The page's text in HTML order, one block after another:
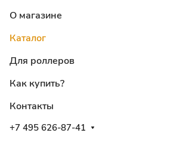
О магазине
Каталог
Для роллеров
Как купить?
Контакты
+7 495 626-87-41